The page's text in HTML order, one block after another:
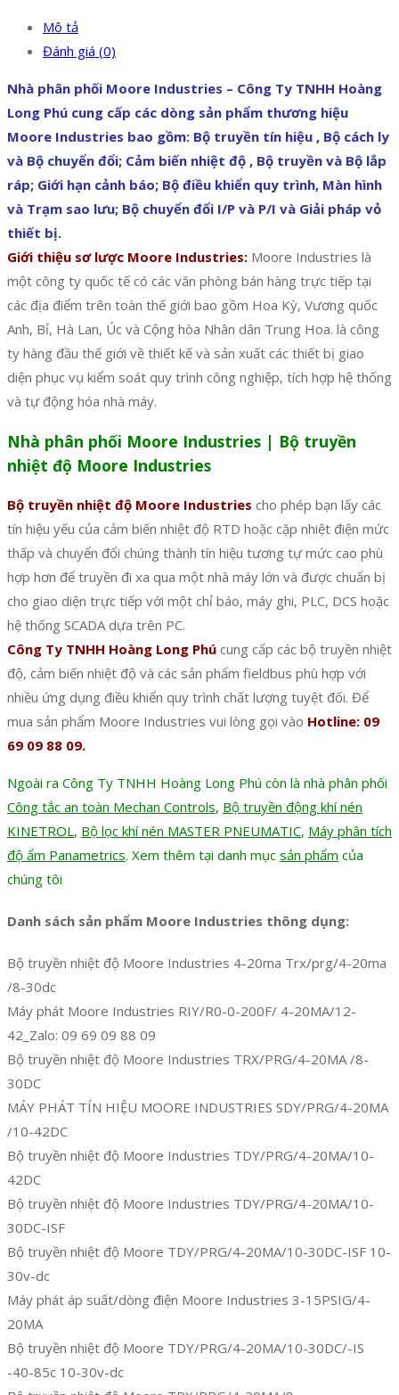
Mô tả
Đánh giá (0)
Nhà phân phối Moore Industries – Công Ty TNHH Hoàng
Long Phú cung cấp các dòng sản phẩm thương hiệu
Moore Industries bao gồm: Bộ truyền tín hiệu , Bộ cách ly
và Bộ chuyển đổi; Cảm biến nhiệt độ , Bộ truyền và Bộ lắp
ráp; Giới hạn cảnh báo; Bộ điều khiển quy trình, Màn hình
và Trạm sao lưu; Bộ chuyển đổi I/P và P/I và Giải pháp vỏ
thiết bị.
Giới thiệu sơ lược Moore Industries: Moore Industries là
một công ty quốc tế có các văn phòng bán hàng trực tiếp tại
các địa điểm trên toàn thế giới bao gồm Hoa Kỳ, Vương quốc
Anh, Bỉ, Hà Lan, Úc và Cộng hòa Nhân dân Trung Hoa. là công
ty hàng đầu thế giới về thiết kế và sản xuất các thiết bị giao
diện phục vụ kiểm soát quy trình công nghiệp, tích hợp hệ thống
và tự động hóa nhà máy.
Nhà phân phối Moore Industries | Bộ truyền
nhiệt độ Moore Industries
Bộ truyền nhiệt độ Moore Industries cho phép bạn lấy các
tín hiệu yếu của cảm biến nhiệt độ RTD hoặc cặp nhiệt điện mức
thấp và chuyển đổi chúng thành tín hiệu tương tự mức cao phù
hợp hơn để truyền đi xa qua một nhà máy lớn và được chuẩn bị
cho giao diện trực tiếp với một chỉ báo, máy ghi, PLC, DCS hoặc
hệ thống SCADA dựa trên PC.
Công Ty TNHH Hoàng Long Phú cung cấp các bộ truyền nhiệt
độ, cảm biến nhiệt độ và các sản phẩm fieldbus phù hợp với
nhiều ứng dụng điều khiển quy trình chất lượng tuyệt đối. Để
mua sản phẩm Moore Industries vui lòng gọi vào Hotline: 09
69 09 88 09.
Ngoài ra Công Ty TNHH Hoàng Long Phú còn là nhà phân phối
Công tắc an toàn Mechan Controls, Bộ truyền động khí nén
KINETROL, Bộ lọc khí nén MASTER PNEUMATIC, Máy phân tích
độ ẩm Panametrics. Xem thêm tại danh mục sản phẩm của
chúng tôi
Danh sách sản phẩm Moore Industries thông dụng:
Bộ truyền nhiệt độ Moore Industries 4-20ma Trx/prg/4-20ma
/8-30dc
Máy phát Moore Industries RIY/R0-0-200F/ 4-20MA/12-
42_Zalo: 09 69 09 88 09
Bộ truyền nhiệt độ Moore Industries TRX/PRG/4-20MA /8-
30DC
MÁY PHÁT TÍN HIỆU MOORE INDUSTRIES SDY/PRG/4-20MA
/10-42DC
Bộ truyền nhiệt độ Moore Industries TDY/PRG/4-20MA/10-
42DC
Bộ truyền nhiệt độ Moore Industries TDY/PRG/4-20MA/10-
30DC-ISF
Bộ truyền nhiệt độ Moore TDY/PRG/4-20MA/10-30DC-ISF 10-
30v-dc
Máy phát áp suất/dòng điện Moore Industries 3-15PSIG/4-
20MA
Bộ truyền nhiệt độ Moore TDY/PRG/4-20MA/10-30DC/-IS
-40-85c 10-30v-dc